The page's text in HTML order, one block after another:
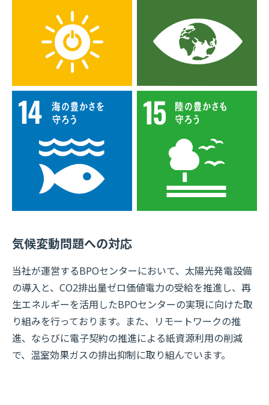
気候変動問題への対応
当社が運営するBPOセンターにおいて、太陽光発電設備
の導入と、CO2排出量ゼロ価値電力の受給を推進し、再
生エネルギーを活用したBPOセンターの実現に向けた取
り組みを行っております。また、リモートワークの推
進、ならびに電子契約の推進による紙資源利用の削減
で、温室効果ガスの排出抑制に取り組んでいます。